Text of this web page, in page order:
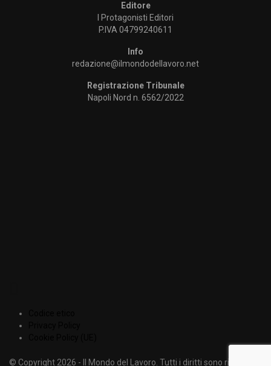
Editore
I Protagonisti Editori
P.IVA 04799240611
Info
redazione@ilmondodellavoro.net
Registrazione Tribunale
Napoli Nord n. 6562/2022
© Copyright 2026 - Il Mondo del Lavoro. Tutti i diritti sono riservati.